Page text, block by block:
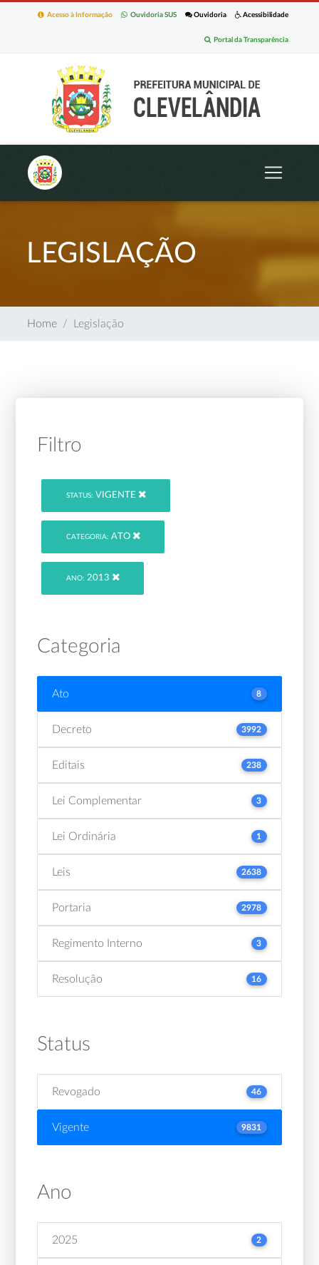
Acessibilidade
Ouvidoria
Ouvidoria SUS
Acesso à Informação
Portal da Transparência
LEGISLAÇÃO
Home Legislação
Filtro
STATUS: VIGENTE
CATEGORIA: ATO
ANO: 2013
Categoria
Ato 8
Decreto 3992
Editais 238
Lei Complementar 3
Lei Ordinária 1
Leis 2638
Portaria 2978
Regimento Interno 3
Resolução 16
Status
Revogado 46
Vigente 9831
Ano
2025 2